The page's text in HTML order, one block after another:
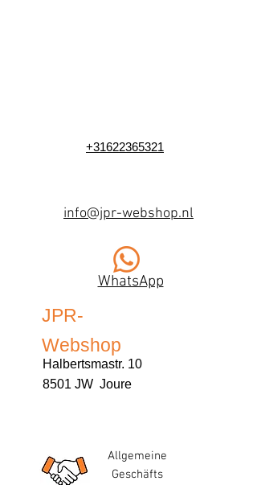
+31622365321
info@jpr-webshop.nl
WhatsApp
JPR-
Webshop
Halbertsmastr. 10
8501 JW Joure
Allgemeine
Geschäfts